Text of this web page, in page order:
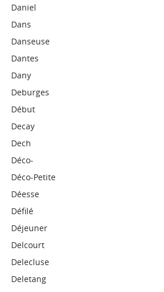
Daniel
Dans
Danseuse
Dantes
Dany
Deburges
Début
Decay
Dech
Déco-
Déco-Petite
Déesse
Défilé
Déjeuner
Delcourt
Delecluse
Deletang